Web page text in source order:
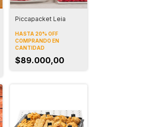
Piccapacket Leia
HASTA 20% OFF
COMPRANDO EN
CANTIDAD
$89.000,00